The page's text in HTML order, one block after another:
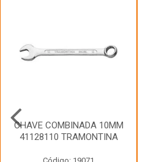
CHAVE COMBINADA 10MM
41128110 TRAMONTINA